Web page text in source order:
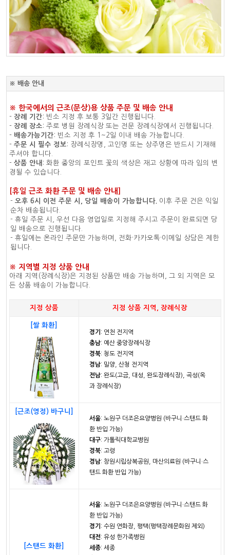
※ 배송 안내
※ 한국에서의 근조(문상)용 상품 주문 및 배송 안내
- 장례 기간: 빈소 지정 후 보통 3일간 진행됩니다.
- 장례 장소: 주로 병원 장례식장 또는 전문 장례식장에서 진행됩니다.
- 배송가능기간: 빈소 지정 후 1~2일 이내 배송 가능합니다.
- 주문 시 필수 정보: 장례식장명, 고인명 또는 상주명은 반드시 기재해
주셔야 합니다.
- 상품 안내 : 화환 중앙의 포인트 꽃의 색상은 재고 상황에 따라 임의 변
경될 수 있습니다.
[휴일 근조 화환 주문 및 배송 안내]
- 오후 6시 이전 주문 시, 당일 배송이 가능합니다.
이후 주문 건은 익일
순차 배송됩니다.
- 휴일 주문 시, 우선 다음 영업일로 지정해 주시고 주문이 완료되면 당
일 배송으로 진행됩니다.
- 휴일에는 온라인 주문만 가능하며, 전화·카카오톡·이메일 상담은 제한
됩니다.
※ 지역별 지정 상품 안내
아래 지역(장례식장)은 지정된 상품만 배송 가능하며, 그 외 지역은 모
든 상품 배송이 가능합니다.
지정 상품 지정 상품 지역, 장례식장
[쌀 화환]
경기 : 연천 전지역
충남: 예산 중앙장례식장
경북: 청도 전지역
경남: 밀양, 산청 전지역
전남: 완도(고금, 대성, 완도장례식장), 곡성(옥
과 장례식장)
[근조(영정) 바구니]
서울: 노원구 더조은요양병원 (바구니·스탠드 화
환 반입 가능)
대구: 가톨릭대학교병원
경북: 고령
경남: 창원시립상복공원, 마산의료원 (바구니·스
탠드 화환 반입 가능)
[스탠드 화환]
서울: 노원구 더조은요양병원 (바구니·스탠드 화
환 반입 가능)
경기 : 수원 연화장, 평택(평택장례문화원 제외)
대전: 유성 한가족병원
세종: 세종